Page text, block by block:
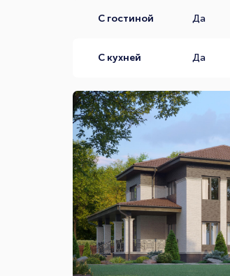
С гостиной Да
С кухней Да